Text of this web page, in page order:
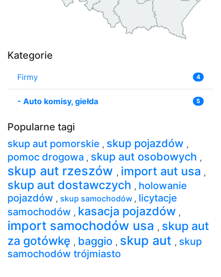
Kategorie
Firmy 4
- Auto komisy, giełda 5
Popularne tagi
skup aut pomorskie , skup pojazdów ,
pomoc drogowa , skup aut osobowych ,
skup aut rzeszów , import aut usa ,
skup aut dostawczych , holowanie
pojazdów , skup samochodów , licytacje
samochodów , kasacja pojazdów ,
import samochodów usa , skup aut
za gotówkę , baggio , skup aut , skup
samochodów trójmiasto